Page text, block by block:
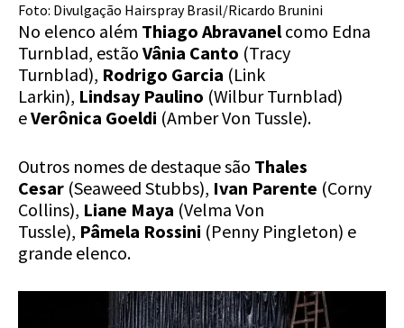
Foto: Divulgação Hairspray Brasil/Ricardo Brunini
No elenco além Thiago Abravanelcomo Edna
Turnblad, estão Vânia Canto (Tracy
Turnblad), Rodrigo Garcia (Link
Larkin), Lindsay Paulino (Wilbur Turnblad)
eVerônica Goeldi (Amber Von Tussle).
Outros nomes de destaque são Thales
Cesar (Seaweed Stubbs), Ivan Parente (Corny
Collins), Liane Maya (Velma Von
Tussle), Pâmela Rossini (Penny Pingleton) e
grande elenco.